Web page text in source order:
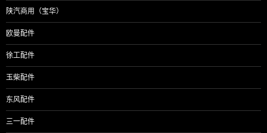
陕汽商用（宝华）
欧曼配件
徐工配件
玉柴配件
东风配件
三一配件